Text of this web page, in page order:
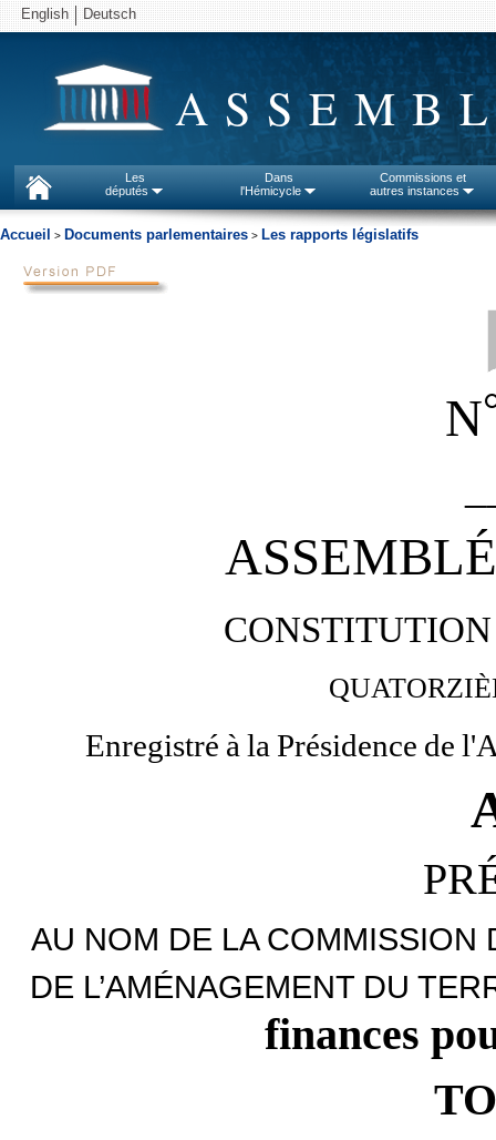
English Deutsch
Les
députés
Dans
l'Hémicycle
Commissions et
autres instances
Accueil > Documents parlementaires > Les rapports législatifs
N
CONSTITUTION
Enregistré à la Présidence de
AU NOM DE LA COMMISSION
DE L’AMÉNAGEMENT DU
finances